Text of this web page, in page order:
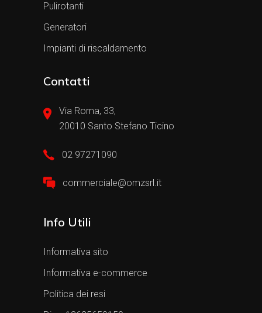
Pulirotanti
Generatori
Impianti di riscaldamento
Contatti
Via Roma, 33,
20010 Santo Stefano Ticino
02 97271090
commerciale@omzsrl.it
Info Utili
Informativa sito
Informativa e-commerce
Politica dei resi